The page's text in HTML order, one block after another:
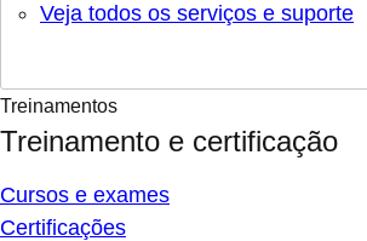
Veja todos os serviços e suporte
Treinamentos
Treinamento e certificação
Cursos e exames
Certificações